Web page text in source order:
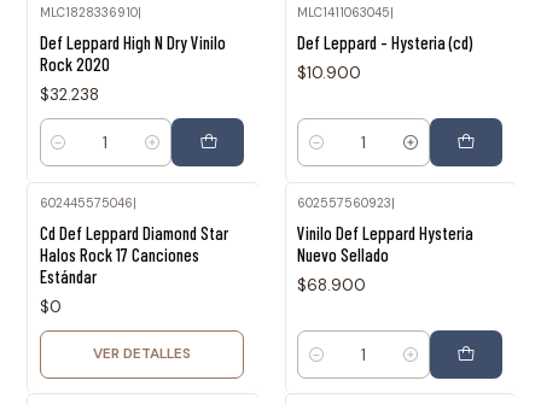
MLC1828336910|
Def Leppard High N Dry Vinilo
Rock 2020
$32.238
Cantidad
MLC1411063045
Def Leppard - Hysteria (cd)
$10.900
Cantidad
602445575046|
Cd Def Leppard Diamond Star
Halos Rock 17 Canciones
Estándar
$0
VER DETALLES
602557560923|
Vinilo Def Leppard Hysteria
Nuevo Sellado
$68.900
Cantidad